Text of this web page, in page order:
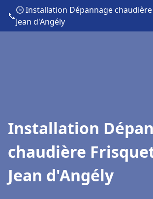
📞
🕒 Installation Dépannage
Jean d'Angély
Installation
chaudière
Jean d'Angély